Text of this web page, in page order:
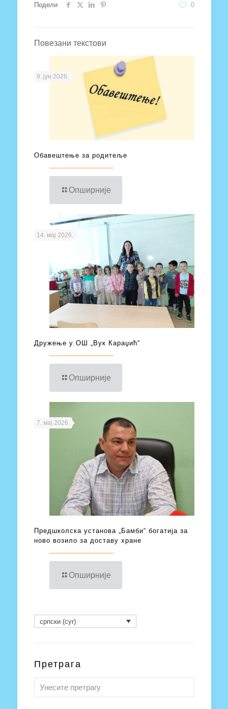
Подели 0
Повезани текстови
9. јун 2026.
Обавештење за родитеље
Опширније
14. мај 2026.
Дружење у ОШ „Вук Караџић“
Опширније
7. мај 2026.
Предшколска установа „Бамби“ богатија за
ново возило за доставу хране
Опширније
српски (cyr)
Претрага